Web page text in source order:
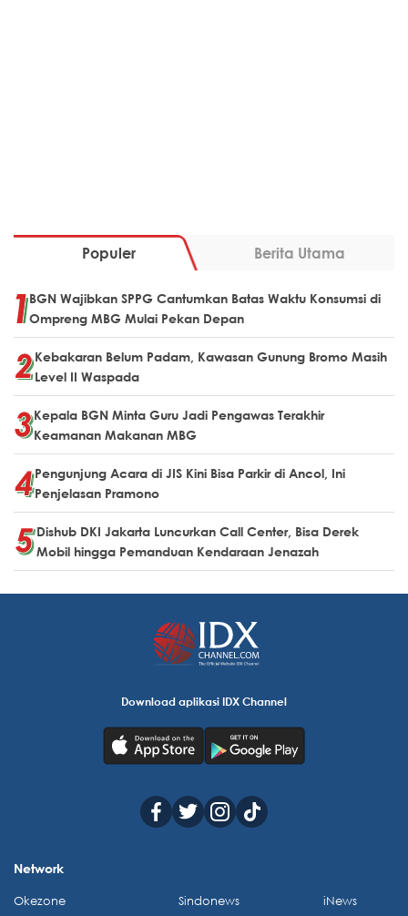
Populer Berita Utama
BGN Wajibkan SPPG Cantumkan Batas Waktu Konsumsi di
Ompreng MBG Mulai Pekan Depan
Kebakaran Belum Padam, Kawasan Gunung Bromo Masih
Level II Waspada
Kepala BGN Minta Guru Jadi Pengawas Terakhir
Keamanan Makanan MBG
Pengunjung Acara di JIS Kini Bisa Parkir di Ancol, Ini
Penjelasan Pramono
Dishub DKI Jakarta Luncurkan Call Center, Bisa Derek
Mobil hingga Pemanduan Kendaraan Jenazah
Download aplikasi IDX Channel
Network
Okezone Sindonews iNews